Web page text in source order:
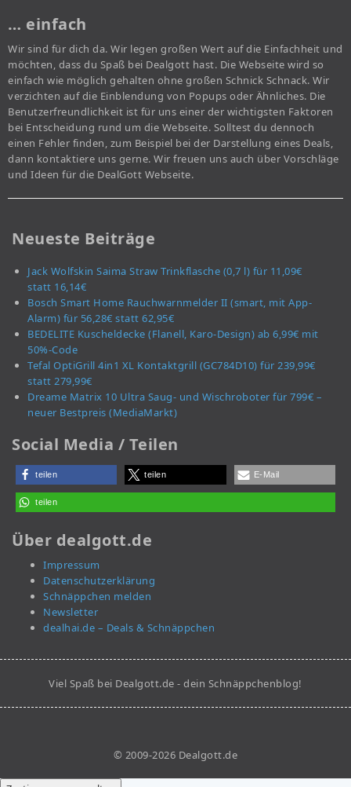
… einfach
Wir sind für dich da. Wir legen großen Wert auf die Einfachheit und
möchten, dass du Spaß bei Dealgott hast. Die Webseite wird so
einfach wie möglich gehalten ohne großen Schnick Schnack. Wir
verzichten auf die Einblendung von Popups oder Ähnliches. Die
Benutzerfreundlichkeit ist für uns einer der wichtigsten Faktoren
bei Entscheidung rund um die Webseite. Solltest du dennoch
einen Fehler finden, zum Beispiel bei der Darstellung eines Deals,
dann kontaktiere uns gerne. Wir freuen uns auch über Vorschläge
und Ideen für die DealGott Webseite.
Neueste Beiträge
Jack Wolfskin Saima Straw Trinkflasche (0,7 l) für 11,09€
statt 16,14€
Bosch Smart Home Rauchwarnmelder II (smart, mit App-
Alarm) für 56,28€ statt 62,95€
BEDELITE Kuscheldecke (Flanell, Karo-Design) ab 6,99€ mit
50%-Code
Tefal OptiGrill 4in1 XL Kontaktgrill (GC784D10) für 239,99€
statt 279,99€
Dreame Matrix 10 Ultra Saug- und Wischroboter für 799€ –
neuer Bestpreis (MediaMarkt)
Social Media / Teilen
teilen teilen E-Mail
teilen
Über dealgott.de
Impressum
Datenschutzerklärung
Schnäppchen melden
Newsletter
dealhai.de – Deals & Schnäppchen
Viel Spaß bei Dealgott.de - dein Schnäppchenblog!
© 2009-2026 Dealgott.de